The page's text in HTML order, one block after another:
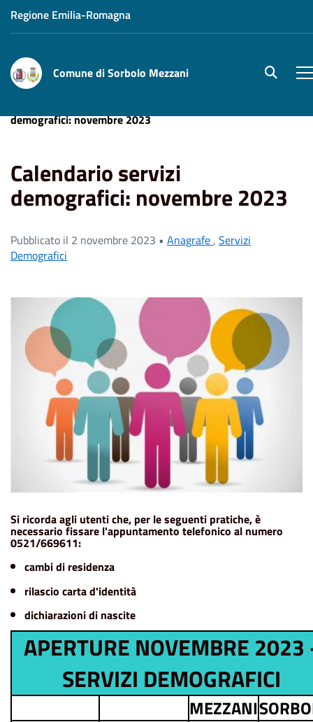
Regione Emilia-Romagna
Comune di Sorbolo Mezzani site.searc
demografici: novembre 2023
Calendario servizi
demografici: novembre 2023
Pubblicato il 2 novembre 2023 • Anagrafe, Servizi
Demografici
Si ricorda agli utenti che, per le seguenti pratiche, è
necessario fissare l'appuntamento telefonico al numero
0521/669611:
cambi di residenza
rilascio carta d'identità
dichiarazioni di nascite
APERTURE NOVEMBRE 2023
SERVIZI DEMOGRAFICI
MEZZANI